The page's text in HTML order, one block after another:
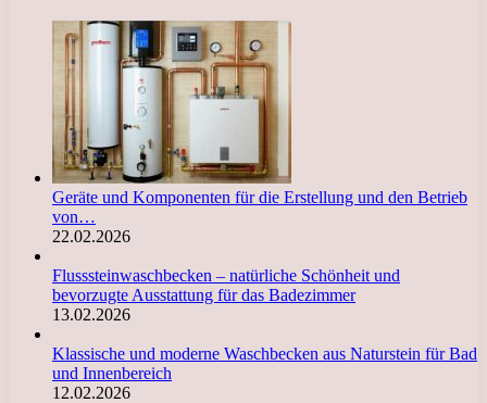
Geräte und Komponenten für die Erstellung und den Betrieb
von…
22.02.2026
Flusssteinwaschbecken – natürliche Schönheit und
bevorzugte Ausstattung für das Badezimmer
13.02.2026
Klassische und moderne Waschbecken aus Naturstein für Bad
und Innenbereich
12.02.2026